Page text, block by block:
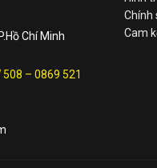
Chí Minh
508 – 0869 521
Chính
Cam